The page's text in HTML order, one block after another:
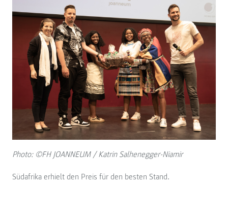
Photo: ©FH JOANNEUM / Katrin Salhenegger-Niamir
Südafrika erhielt den Preis für den besten Stand.